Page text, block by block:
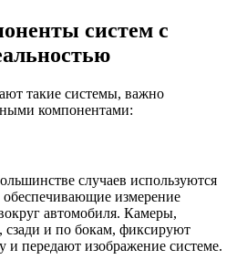
систем с
такие системы, важно
компонентами:
случаев используются
обеспечивающие измерение
автомобиля. Камеры,
сзади и по бокам, фиксируют
передают изображение системе.